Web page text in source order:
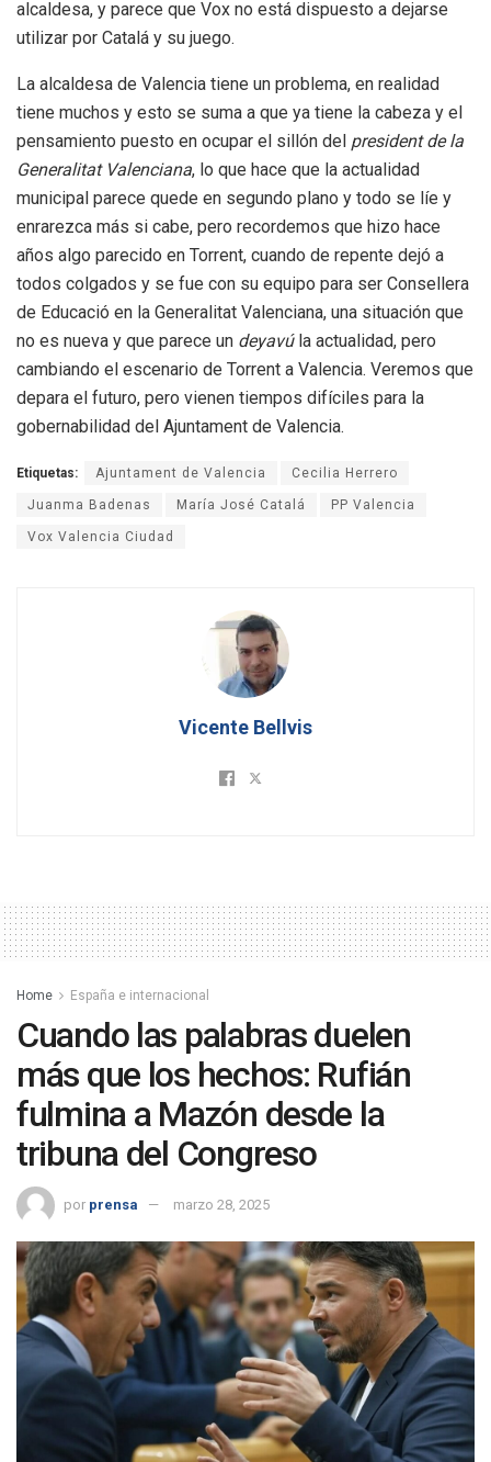
alcaldesa, y parece que Vox no está dispuesto a dejarse
utilizar por Catalá y su juego.
La alcaldesa de Valencia tiene un problema, en realidad
tiene muchos y esto se suma a que ya tiene la cabeza y el
pensamiento puesto en ocupar el sillón del president de la
Generalitat Valenciana, lo que hace que la actualidad
municipal parece quede en segundo plano y todo se líe y
enrarezca más si cabe, pero recordemos que hizo hace
años algo parecido en Torrent, cuando de repente dejó a
todos colgados y se fue con su equipo para ser Consellera
de Educació en la Generalitat Valenciana, una situación que
no es nueva y que parece un deyavúla actualidad, pero
cambiando el escenario de Torrent a Valencia. Veremos que
depara el futuro, pero vienen tiempos difíciles para la
gobernabilidad del Ajuntament de Valencia.
Etiquetas: Ajuntament de Valencia Cecilia Herrero
Juanma Badenas María José Catalá PP Valencia
Vox Valencia Ciudad
Vicente Bellvis
Home España e internacional
Cuando las palabras duelen
más que los hechos: Rufián
fulmina a Mazón desde la
tribuna del Congreso
por prensa marzo 28, 2025